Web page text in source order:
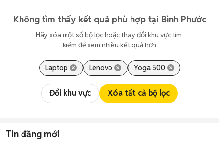
Không tìm thấy kết quả phù hợp tại Bình Phước
Hãy xóa một số bộ lọc hoặc thay đổi khu vực tìm
kiếm để xem nhiều kết quả hơn
Laptop Lenovo Yoga 500
Đổi khu vực Xóa tất cả bộ lọc
Tin đăng mới